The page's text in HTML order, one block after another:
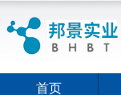
首页